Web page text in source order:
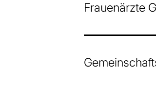
Frauenärzte